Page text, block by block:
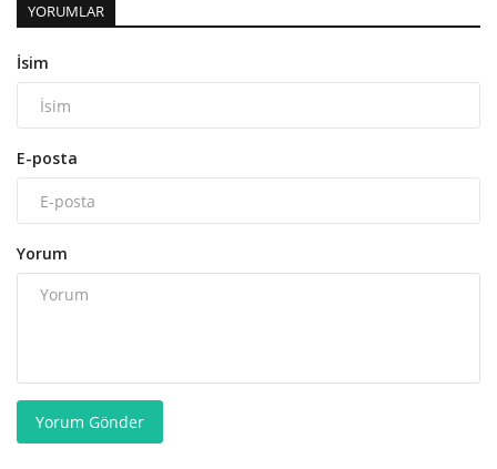
YORUMLAR
İsim
E-posta
Yorum
Yorum Gönder